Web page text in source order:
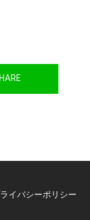
イバシーポリシー